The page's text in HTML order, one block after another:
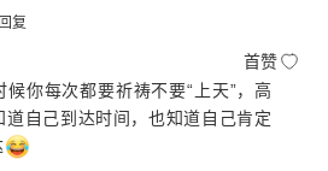
回复
首赞
候你每次都要祈祷不要“上天”，高
道自己到达时间，也知道自己肯定